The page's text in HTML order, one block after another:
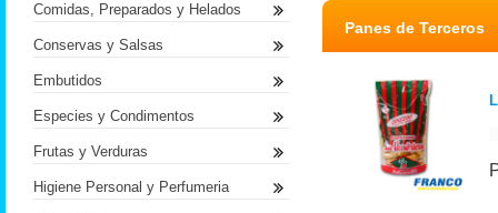
Panes de Terceros
Comidas, Preparados y Helados
Conservas y Salsas
Embutidos
Especies y Condimentos
Frutas y Verduras
Higiene Personal y Perfumeria